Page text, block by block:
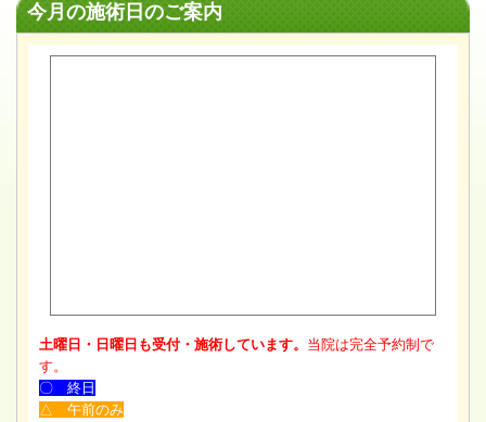
今月の施術日のご案内
土曜日・日曜日も受付・施術しています。 当院は完全予約制で
す。
〇 終日
△ 午前のみ